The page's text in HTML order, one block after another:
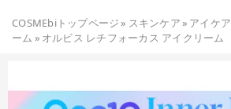
COSMEbiトップページ» スキンケア» アイケア
ーム » オルビス レチフォーカス アイクリーム